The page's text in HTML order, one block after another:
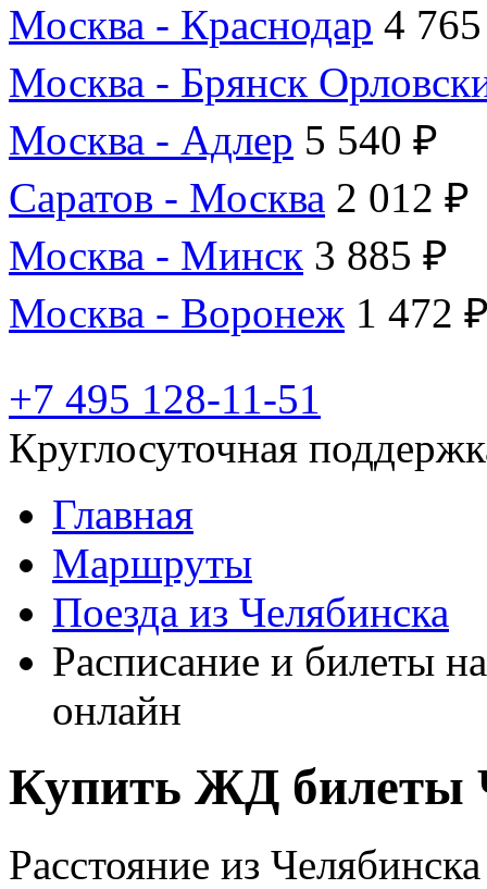
Москва - Краснодар 4
Москва - Брянск
Москва - Адлер 5 540 ₽
Саратов - Москва 2 012 ₽
Москва - Минск 3 885 ₽
Москва - Воронеж 1 472
+7 495 128-11-51
Круглосуточная
Главная
Маршруты
Поезда из Челябинска
Расписание и билеты
онлайн
Купить ЖД билеты
Расстояние из